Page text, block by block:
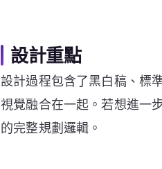
設計重點
設計過程包含了黑白稿、標
視覺融合在一起。若想進一
的完整規劃邏輯。